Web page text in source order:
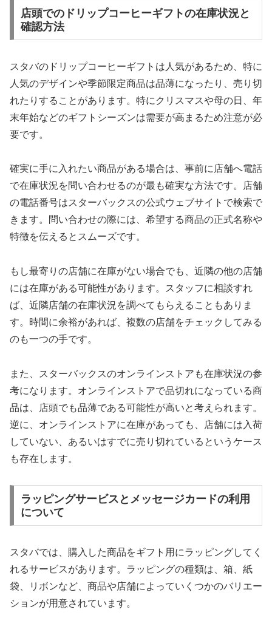
店頭でのドリップコーヒーギフトの在庫状況と
確認方法
スタバのドリップコーヒーギフトは人気があるため、特に
人気のデザインや季節限定商品は品薄になったり、売り切
れたりすることがあります。特にクリスマスや母の日、年
末年始などのギフトシーズンは需要が高まるため注意が必
要です。
確実に手に入れたい商品がある場合は、事前に店舗へ電話
で在庫状況を問い合わせるのが最も確実な方法です。店舗
の電話番号はスターバックスの公式ウェブサイトで検索で
きます。問い合わせの際には、希望する商品の正式名称や
特徴を伝えるとスムーズです。
もし最寄りの店舗に在庫がない場合でも、近隣の他の店舗
には在庫がある可能性があります。スタッフに相談すれ
ば、近隣店舗の在庫状況を調べてもらえることもありま
す。時間に余裕があれば、複数の店舗をチェックしてみる
のも一つの手です。
また、スターバックスのオンラインストアも在庫状況の参
考になります。オンラインストアで品切れになっている商
品は、店頭でも品薄である可能性が高いと考えられます。
逆に、オンラインストアに在庫があっても、店舗には入荷
していない、あるいはすでに売り切れているというケース
も存在します。
ラッピングサービスとメッセージカードの利用
について
スタバでは、購入した商品をギフト用にラッピングしてく
れるサービスがあります。ラッピングの種類は、箱、紙
袋、リボンなど、商品や店舗によっていくつかのバリエー
ションが用意されています。